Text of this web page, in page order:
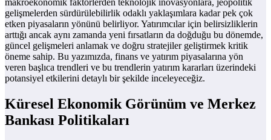
makroekonomik faktörlerden teknolojik inovasyonlara, jeopolitik
gelişmelerden sürdürülebilirlik odaklı yaklaşımlara kadar pek çok
etken piyasaların yönünü belirliyor. Yatırımcılar için belirsizliklerin
arttığı ancak aynı zamanda yeni fırsatların da doğduğu bu dönemde,
güncel gelişmeleri anlamak ve doğru stratejiler geliştirmek kritik
öneme sahip. Bu yazımızda, finans ve yatırım piyasalarına yön
veren başlıca trendleri ve bu trendlerin yatırım kararları üzerindeki
potansiyel etkilerini detaylı bir şekilde inceleyeceğiz.
Küresel Ekonomik Görünüm ve Merkez
Bankası Politikaları